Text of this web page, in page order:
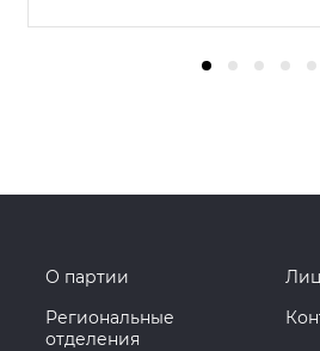
О партии
Региональные
отделения